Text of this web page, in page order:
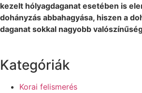
kezelt hólyagdaganat esetében is
dohányzás abbahagyása, hiszen a
daganat sokkal nagyobb
Kategóriák
Korai felismerés